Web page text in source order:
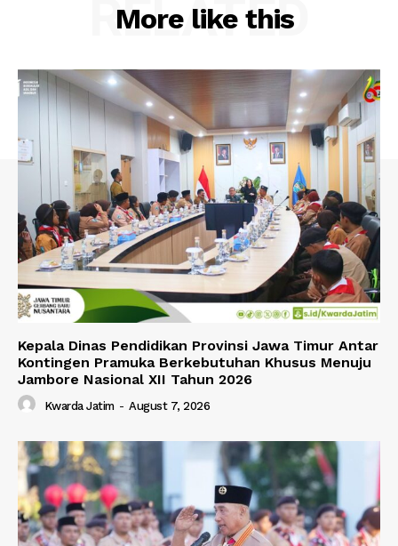
More like this
RELATED
Kepala Dinas Pendidikan Provinsi Jawa Timur Antar
Kontingen Pramuka Berkebutuhan Khusus Menuju
Jambore Nasional XII Tahun 2026
Kwarda Jatim - August 7, 2026